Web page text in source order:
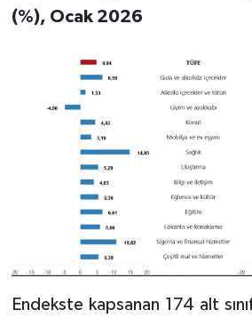
(%), Ocak 2026
Endekste kapsanan 174 alt